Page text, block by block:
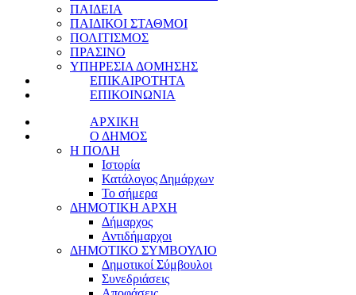
ΠΑΙΔΕΙΑ
ΠΑΙΔΙΚΟΙ ΣΤΑΘΜΟΙ
ΠΟΛΙΤΙΣΜΟΣ
ΠΡΑΣΙΝΟ
ΥΠΗΡΕΣΙΑ ΔΟΜΗΣΗΣ
ΕΠΙΚΑΙΡΟΤΗΤΑ
ΕΠΙΚΟΙΝΩΝΙΑ
ΑΡΧΙΚΗ
Ο ΔΗΜΟΣ
Η ΠΟΛΗ
Ιστορία
Κατάλογος Δημάρχων
Το σήμερα
ΔΗΜΟΤΙΚΗ ΑΡΧΗ
Δήμαρχος
Αντιδήμαρχοι
ΔΗΜΟΤΙΚΟ ΣΥΜΒΟΥΛΙΟ
Δημοτικοί Σύμβουλοι
Συνεδριάσεις